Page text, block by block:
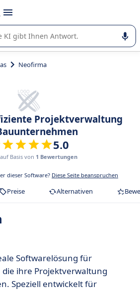
mit
bei der Nutzung oder Auswahl
Neofirma
Projektverwaltung
5.0
Basis von 1 Bewertungen
dieser Software? Diese Seite beanspruchen
Preise Alternativen
Softwarelösung für
ihre Projektverwaltung
Speziell entwickelt für